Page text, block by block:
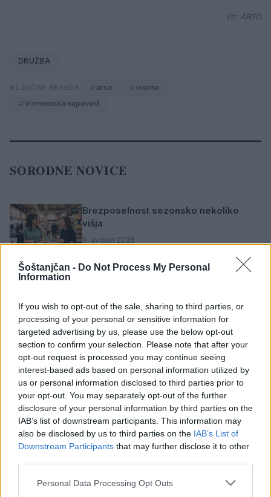
Šoštanjčan - Do Not Process My Personal
Information
If you wish to opt-out of the sale, sharing to third parties, or
processing of your personal or sensitive information for
targeted advertising by us, please use the below opt-out
section to confirm your selection. Please note that after your
opt-out request is processed you may continue seeing
interest-based ads based on personal information utilized by
us or personal information disclosed to third parties prior to
your opt-out. You may separately opt-out of the further
disclosure of your personal information by third parties on the
IAB’s list of downstream participants. This information may
also be disclosed by us to third parties on the IAB’s List of
Downstream Participants that may further disclose it to other
Personal Data Processing Opt Outs
Vir: ARSO
DRUŽBA
arso
vreme
vremenska napoved
SORODNE NOVICE
Brezposelnost sezonsko nekoliko
višja
8. avgust 2026
7. avgust 2026
Ob povečanem številu podtaknjenih
požarov pozivi občanom k takojšnjemu
obveščanju policije
Pred nami vroč četrtek, v petek
osvežitev
5. avgust 2026